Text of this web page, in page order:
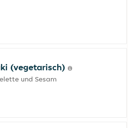
(vegetarisch)
und Sesam